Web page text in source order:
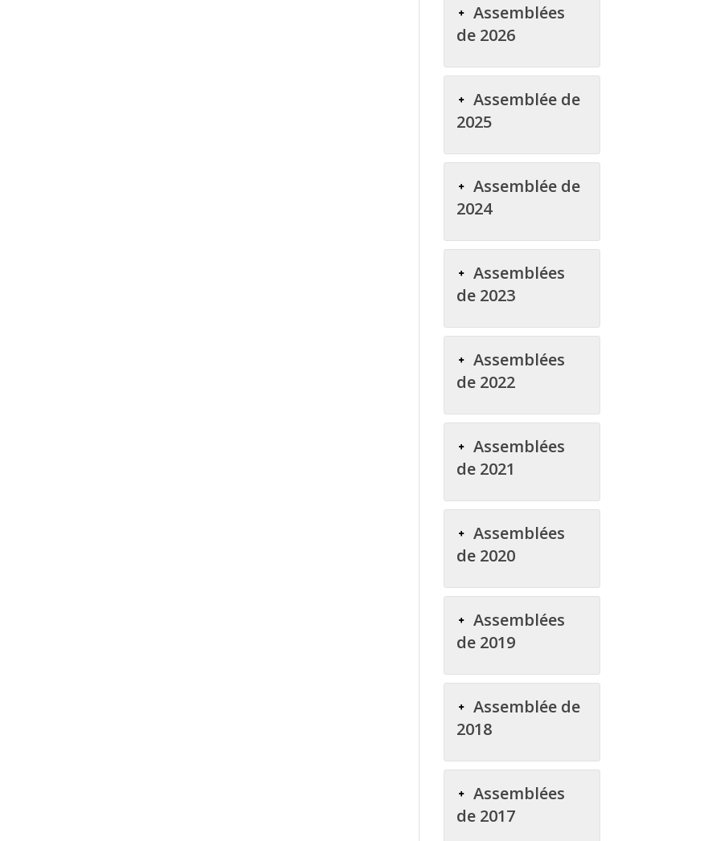
Assemblées
de 2026
Assemblée de
2025
Assemblée de
2024
Assemblées
de 2023
Assemblées
de 2022
Assemblées
de 2021
Assemblées
de 2020
Assemblées
de 2019
Assemblée de
2018
Assemblées
de 2017